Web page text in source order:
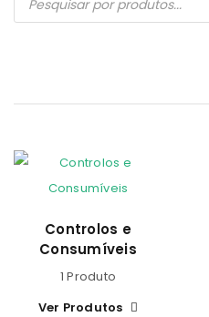
Controlos e
Consumíveis
1 Produto
Ver Produtos